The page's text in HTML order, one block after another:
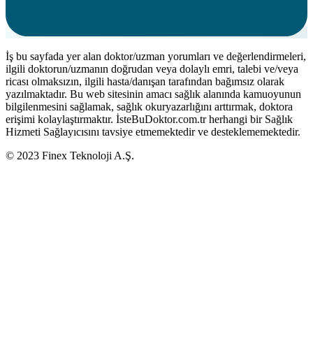
İş bu sayfada yer alan doktor/uzman yorumları ve değerlendirmeleri,
ilgili doktorun/uzmanın doğrudan veya dolaylı emri, talebi ve/veya
ricası olmaksızın, ilgili hasta/danışan tarafından bağımsız olarak
yazılmaktadır. Bu web sitesinin amacı sağlık alanında kamuoyunun
bilgilenmesini sağlamak, sağlık okuryazarlığını arttırmak, doktora
erişimi kolaylaştırmaktır. İsteBuDoktor.com.tr herhangi bir Sağlık
Hizmeti Sağlayıcısını tavsiye etmemektedir ve desteklememektedir.
© 2023 Finex Teknoloji A.Ş.